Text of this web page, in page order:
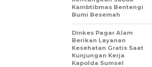
Kambtibmas Bentengi
Bumi Besemah
Dinkes Pagar Alam
Berikan Layanan
Kesehatan Gratis Saat
Kunjungan Kerja
Kapolda Sumsel